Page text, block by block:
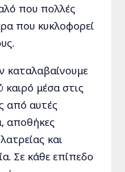
που πολλές
που κυκλοφορεί
καιρό μέσα στις
από αυτές
αποθήκες
και
Σε κάθε επίπεδο